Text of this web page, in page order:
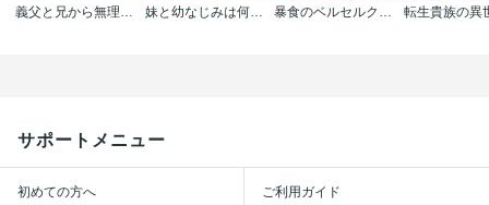
義父と兄から無理矢理､奥まで…【フルカラー】 妹と幼なじみは何でもする欲情処理係 暴食のベルセルク～俺だけレベルという概念を突破する～ THE COMIC
サポートメニュー
初めての方へ ご利用ガイド